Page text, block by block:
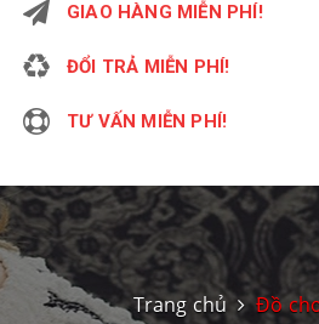
GIAO HÀNG MIỄN PHÍ!
ĐỔI TRẢ MIỄN PHÍ!
TƯ VẤN MIỄN PHÍ!
Trang chủ Đồ